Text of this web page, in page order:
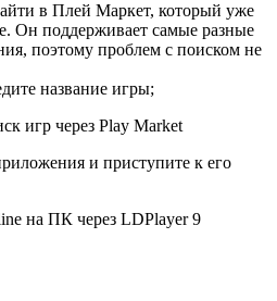
в Плей Маркет, который уже
Он поддерживает самые разные
поэтому проблем с поиском не
название игры;
и приступите к его